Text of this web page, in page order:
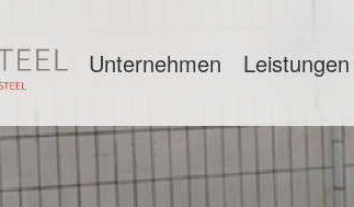
Unternehmen Leistungen